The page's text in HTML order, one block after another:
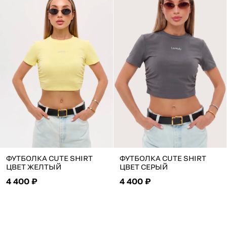
ФУТБОЛКА CUTE SHIRT
ЦВЕТ ЖЕЛТЫЙ
4 400 ₽
ФУТБОЛКА CUTE SHIRT
ЦВЕТ СЕРЫЙ
4 400 ₽